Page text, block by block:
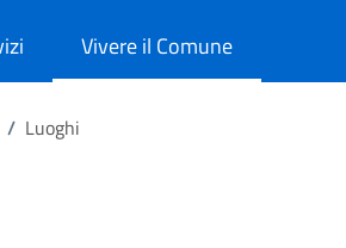
Vivere il Comune
/ Luoghi